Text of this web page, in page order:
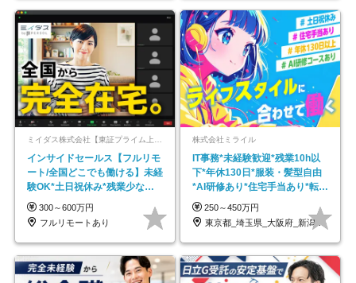
インサイドセールス【フルリモ
ート/全国どこでも働ける】未経
験OK*土日祝休み*残業少なめ*
在宅勤務手当あり
300～600万円
フルリモートあり
株式会社ミライル
IT事務*未経験歓迎*残業10h以
下*年休130日*服装・髪型自由
*AI研修あり*住宅手当あり*転勤
なし
250～450万円
東京都_埼玉県_大阪府_新潟県_福岡県